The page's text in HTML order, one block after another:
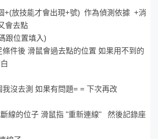
+(放技能才會出現+號) 作為偵測依據 +消
會去點
跟位置填入)
件後 滑鼠會過去點的位置 如果用不到的
我沒去測 如果有問題= = 下次再改
線的位子 滑鼠指 "重新連線" 然後記錄座